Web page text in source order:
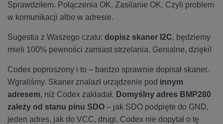
Sprawdziłem. Połączenia OK. Zasilanie OK. Czyli problem
w komunikacji albo w adresie.
Sugestia z Waszego czatu: dopisz skaner I2C, będziemy
mieli 100% pewności zamiast strzelania. Genialne, dzięki!
Codex poproszony i to – bardzo sprawnie dopisał skaner.
Wgraliśmy. Skaner znalazł urządzenie pod innym
adresem, niż Codex zakładał. Domyślny adres BMP280
zależy od stanu pinu SDO – jak SDO podpięte do GND,
jeden adres, jak do VCC, drugi. Codex nie dopytał o tę